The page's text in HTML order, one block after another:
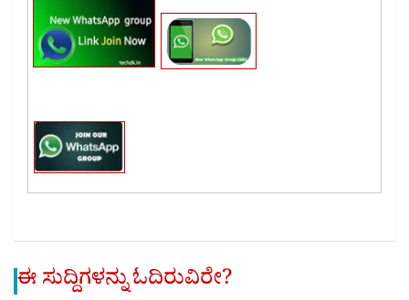
ಈ ಸುದ್ದಿಗಳನ್ನು ಓದಿರುವಿರೇ?